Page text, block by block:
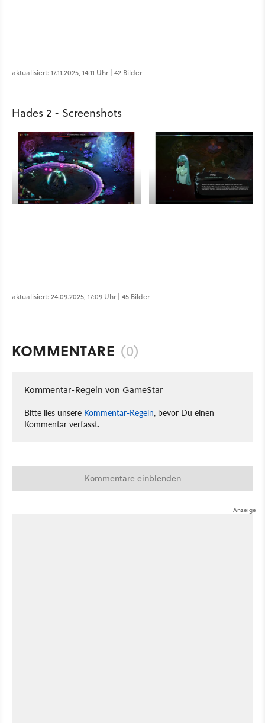
aktualisiert: 17.11.2025, 14:11 Uhr | 42 Bilder
Hades 2 - Screenshots
aktualisiert: 24.09.2025, 17:09 Uhr | 45 Bilder
KOMMENTARE (0)
Kommentar-Regeln von GameStar
Bitte lies unsere Kommentar-Regeln, bevor Du einen
Kommentar verfasst.
Kommentare einblenden